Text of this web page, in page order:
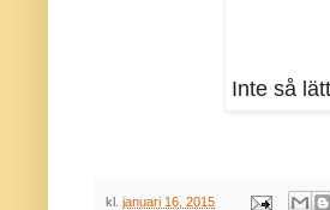
Inte så
kl. januari 16, 2015